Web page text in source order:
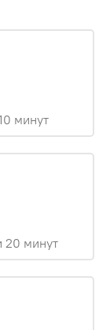
минут
20 минут